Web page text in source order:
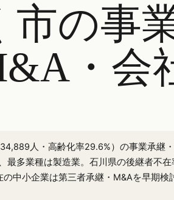
市の事
・会
人・高齢化率29.6%）の事業承継
最多業種は製造業。石川県の後継者不
中小企業は第三者承継・M&Aを早期検